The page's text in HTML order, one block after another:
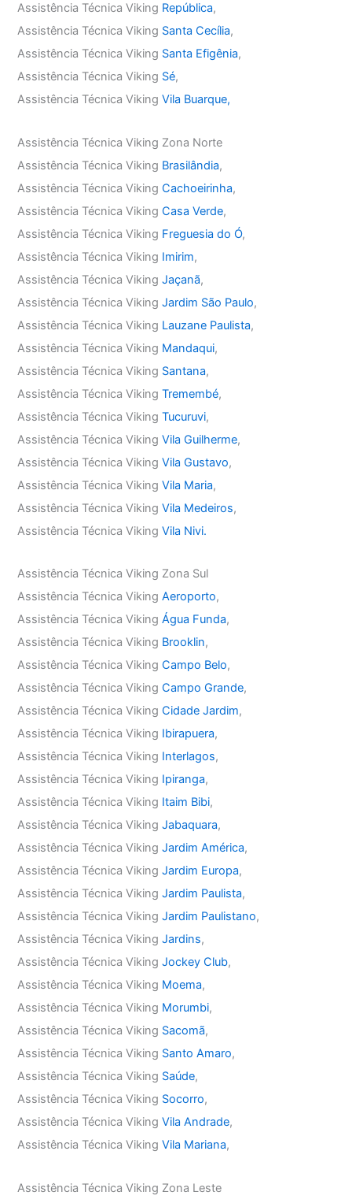
Assistência Técnica Viking República,
Assistência Técnica Viking Santa Cecília,
Assistência Técnica Viking Santa Efigênia,
Assistência Técnica Viking Sé,
Assistência Técnica VikingVila Buarque,
Assistência Técnica Viking Zona Norte
Assistência Técnica Viking Brasilândia,
Assistência Técnica VikingCachoeirinha,
Assistência Técnica VikingCasa Verde,
Assistência Técnica Viking Freguesia do Ó,
Assistência Técnica Viking Imirim,
Assistência Técnica VikingJaçanã,
Assistência Técnica VikingJardim São Paulo,
Assistência Técnica Viking Lauzane Paulista,
Assistência Técnica Viking Mandaqui,
Assistência Técnica Viking Santana,
Assistência Técnica VikingTremembé,
Assistência Técnica VikingTucuruvi,
Assistência Técnica VikingVila Guilherme,
Assistência Técnica VikingVila Gustavo,
Assistência Técnica VikingVila Maria,
Assistência Técnica VikingVila Medeiros,
Assistência Técnica VikingVila Nivi.
Assistência Técnica Viking Zona Sul
Assistência Técnica VikingAeroporto,
Assistência Técnica VikingÁgua Funda,
Assistência Técnica Viking Brooklin,
Assistência Técnica VikingCampo Belo,
Assistência Técnica VikingCampo Grande,
Assistência Técnica VikingCidade Jardim,
Assistência Técnica Viking Ibirapuera,
Assistência Técnica Viking Interlagos,
Assistência Técnica Viking Ipiranga,
Assistência Técnica Viking Itaim Bibi,
Assistência Técnica VikingJabaquara,
Assistência Técnica VikingJardim América,
Assistência Técnica VikingJardim Europa,
Assistência Técnica VikingJardim Paulista,
Assistência Técnica VikingJardim Paulistano,
Assistência Técnica VikingJardins,
Assistência Técnica VikingJockey Club,
Assistência Técnica Viking Moema,
Assistência Técnica Viking Morumbi,
Assistência Técnica Viking Sacomã,
Assistência Técnica Viking Santo Amaro,
Assistência Técnica Viking Saúde,
Assistência Técnica Viking Socorro,
Assistência Técnica VikingVila Andrade,
Assistência Técnica VikingVila Mariana,
Assistência Técnica Viking Zona Leste